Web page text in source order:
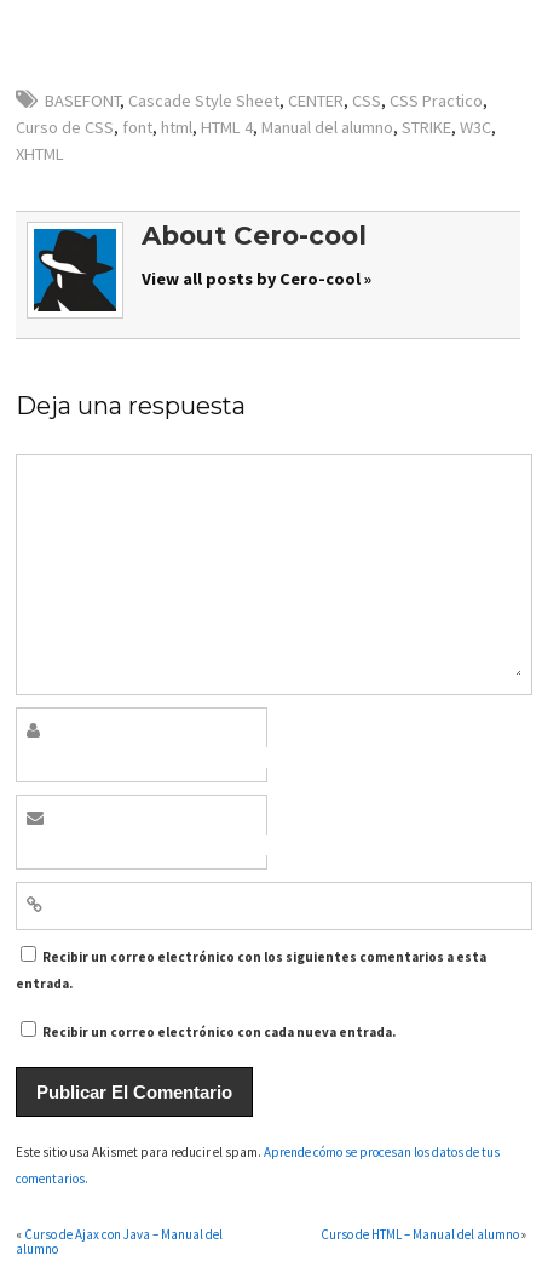
BASEFONT, Cascade Style Sheet, CENTER, CSS, CSS Practico,
Curso de CSS, font, html, HTML 4, Manual del alumno,STRIKE,W3C,
XHTML
About Cero-cool
View all posts by Cero-cool »
Deja una respuesta
Recibir un correo electrónico con los siguientes comentarios a esta
entrada.
Recibir un correo electrónico con cada nueva entrada.
Este sitio usa Akismet para reducir el spam.Aprende cómo se procesan los datos de tus
comentarios.
« Curso de Ajax con Java – Manual del
alumno
Curso de HTML – Manual del alumno»